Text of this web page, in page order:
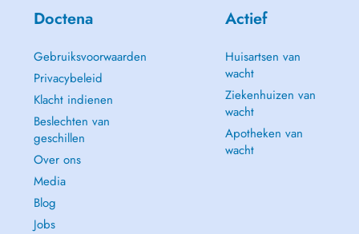
Doctena
Gebruiksvoorwaarden
Privacybeleid
Klacht indienen
Beslechten van
geschillen
Over ons
Media
Blog
Jobs
Actief
Huisartsen van
wacht
Ziekenhuizen van
wacht
Apotheken van
wacht